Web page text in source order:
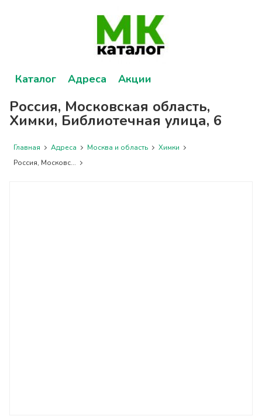
Каталог Адреса Акции
Россия, Московская область,
Химки, Библиотечная улица, 6
Главная Адреса Москва и область
Химки
Россия, Московс...